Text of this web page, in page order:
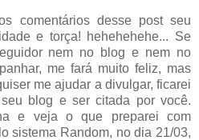
comentários desse post seu
e torça! hehehehehe... Se
nem no blog e nem no
me fará muito feliz, mas
me ajudar a divulgar, ficarei
blog e ser citada por você.
e veja o que preparei com
sistema Random, no dia 21/03,